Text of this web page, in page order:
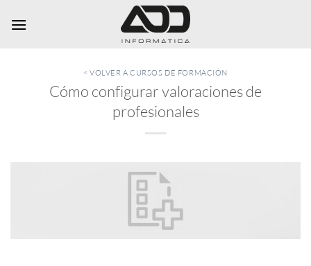
< VOLVER A CURSOS DE FORMACIÓN
Cómo configurar valoraciones de
profesionales